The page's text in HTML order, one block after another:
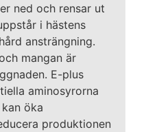
ned och rensar ut
i hästens
ansträngning.
mangan är
E-plus
aminosyrorna
öka
produktionen